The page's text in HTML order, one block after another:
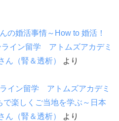
の婚活事情～How to 婚活！
イン留学 アトムズアカデミ
（腎＆透析）
より
イン留学 アトムズアカデミ
で楽しくご当地を学ぶ～日本
（腎＆透析）
より